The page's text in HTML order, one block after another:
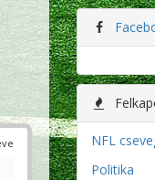
NFL
Politika